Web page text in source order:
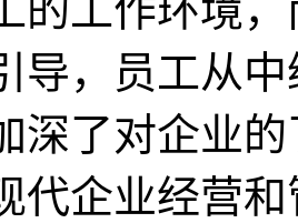
的工作环境
导，员工从
深了对企业
代企业经营